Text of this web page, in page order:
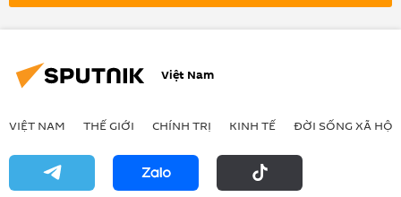
Armenia
Thế giới
Chính trị
Kinh tế
Mông Cổ UAE
Việt Nam
VIỆT NAM THẾ GIỚI CHÍNH TRỊ KINH TẾ ĐỜI SỐNG XÃ HỘI